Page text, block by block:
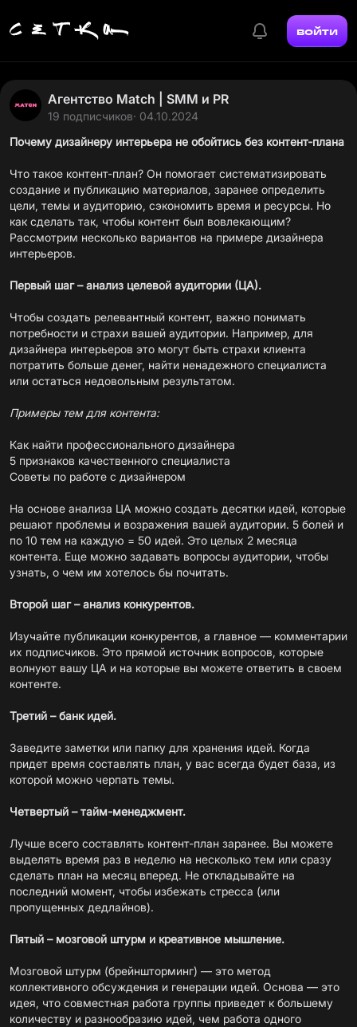
войти
Агентство Match | SMM и PR
19 подписчиков· 04.10.2024
Почему дизайнеру интерьера не обойтись без контент-плана
Что такое контент-план? Он помогает систематизировать
создание и публикацию материалов, заранее определить
цели, темы и аудиторию, сэкономить время и ресурсы. Но
как сделать так, чтобы контент был вовлекающим?
Рассмотрим несколько вариантов на примере дизайнера
интерьеров.
Первый шаг – анализ целевой аудитории (ЦА).
Чтобы создать релевантный контент, важно понимать
потребности и страхи вашей аудитории. Например, для
дизайнера интерьеров это могут быть страхи клиента
потратить больше денег, найти ненадежного специалиста
или остаться недовольным результатом.
Примеры тем для контента:
Как найти профессионального дизайнера
5 признаков качественного специалиста
Советы по работе с дизайнером
На основе анализа ЦА можно создать десятки идей, которые
решают проблемы и возражения вашей аудитории. 5 болей и
по 10 тем на каждую = 50 идей. Это целых 2 месяца
контента. Еще можно задавать вопросы аудитории, чтобы
узнать, о чем им хотелось бы почитать.
Второй шаг – анализ конкурентов.
Изучайте публикации конкурентов, а главное — комментарии
их подписчиков. Это прямой источник вопросов, которые
волнуют вашу ЦА и на которые вы можете ответить в своем
контенте.
Третий – банк идей.
Заведите заметки или папку для хранения идей. Когда
придет время составлять план, у вас всегда будет база, из
которой можно черпать темы.
Четвертый – тайм-менеджмент.
Лучше всего составлять контент-план заранее. Вы можете
выделять время раз в неделю на несколько тем или сразу
сделать план на месяц вперед. Не откладывайте на
последний момент, чтобы избежать стресса (или
пропущенных дедлайнов).
Пятый – мозговой штурм и креативное мышление.
Мозговой штурм (брейншторминг) — это метод
коллективного обсуждения и генерации идей. Основа — это
идея, что совместная работа группы приведет к большему
количеству и разнообразию идей, чем работа одного